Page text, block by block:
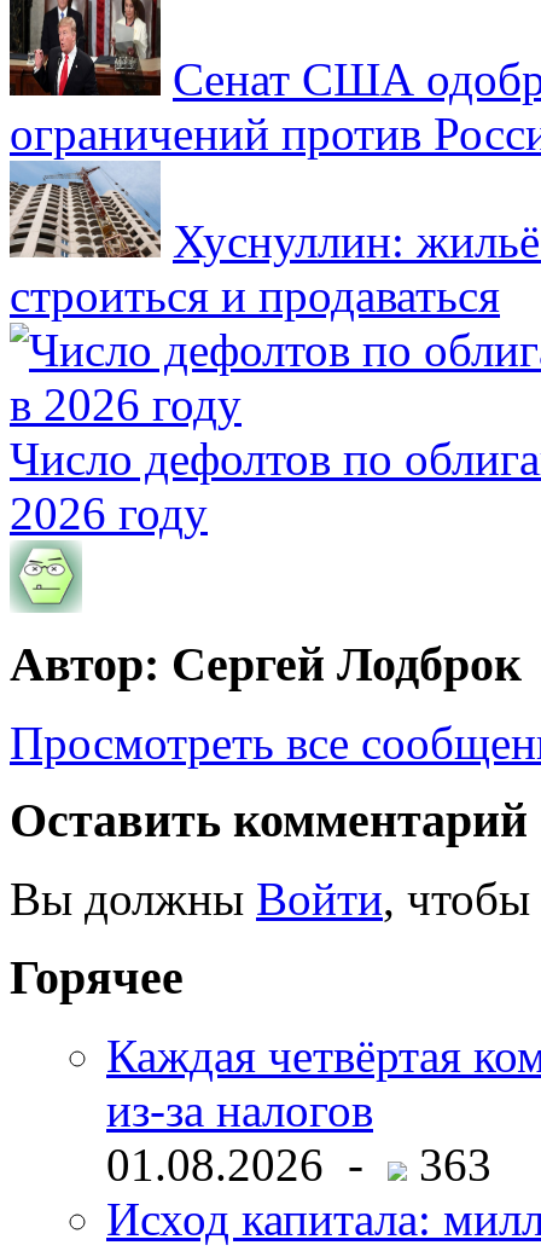
Сенат США
ограничений против
Хуснуллин:
строиться и продаваться
Число дефолтов по
2026 году
Автор: Сергей Лодброк
Просмотреть все
Оставить комментарий
Вы должны Войти, чтобы
Горячее
Каждая четвёртая
из-за налогов
01.08.2026 -
363
Исход капитала: